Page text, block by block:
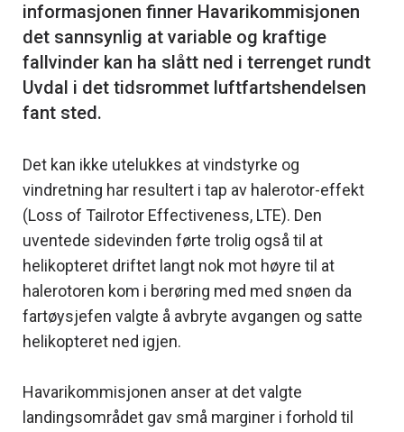
informasjonen finner Havarikommisjonen
det sannsynlig at variable og kraftige
fallvinder kan ha slått ned i terrenget rundt
Uvdal i det tidsrommet luftfartshendelsen
Det kan ikke utelukkes at vindstyrke og
vindretning har resultert i tap av halerotor-effekt
(Loss of Tailrotor Effectiveness, LTE). Den
uventede sidevinden førte trolig også til at
helikopteret driftet langt nok mot høyre til at
halerotoren kom i berøring med med snøen da
fartøysjefen valgte å avbryte avgangen og satte
helikopteret ned igjen.
Havarikommisjonen anser at det valgte
landingsområdet gav små marginer i forhold til